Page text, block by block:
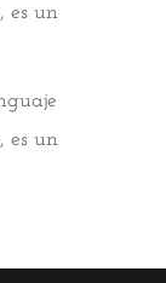
es un
es un